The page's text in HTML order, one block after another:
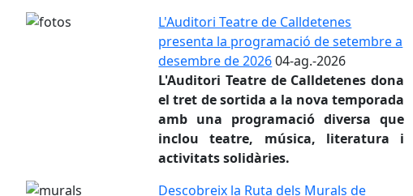
L'Auditori Teatre de Calldetenes
presenta la programació de setembre a
desembre de 202604-ag.-2026
L'Auditori Teatre de Calldetenes dona
el tret de sortida a la nova temporada
amb una programació diversa que
inclou teatre, música, literatura i
activitats solidàries.
Descobreix la Ruta dels Murals de